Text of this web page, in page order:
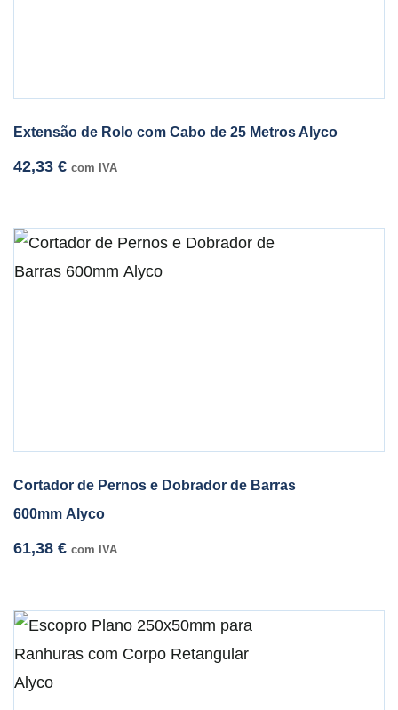
Extensão de Rolo com Cabo de 25 Metros Alyco
42,33 € com IVA
Cortador de Pernos e Dobrador de Barras
600mm Alyco
61,38 € com IVA